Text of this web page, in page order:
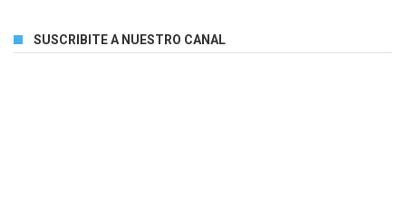
SUSCRIBITE A NUESTRO CANAL